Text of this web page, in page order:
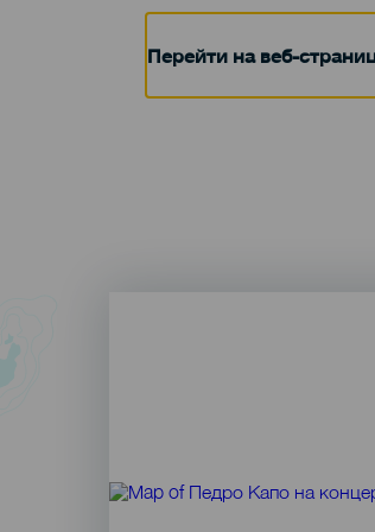
Перейти на веб-